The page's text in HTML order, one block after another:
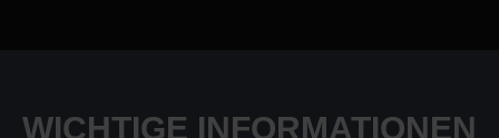
WICHTIGE INFORMATIONEN